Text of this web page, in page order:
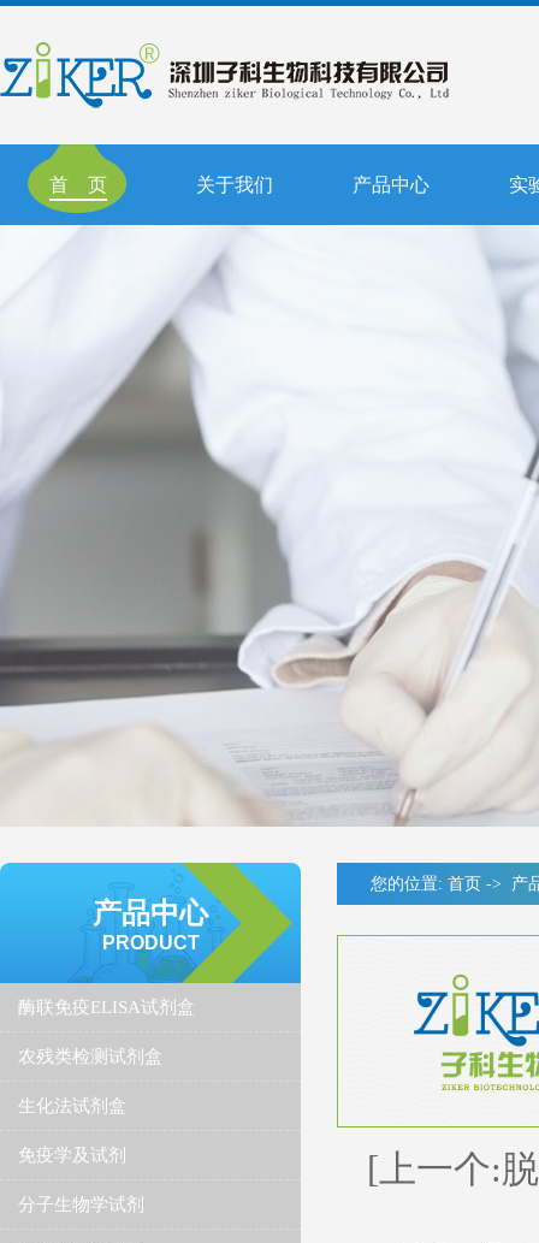
首 页 关于我们 产品中心 实
产品中心
PRODUCT
酶联免疫ELISA试剂盒
农残类检测试剂盒
生化法试剂盒
免疫学及试剂
分子生物学试剂
您的位置: 首页 -> 产
[上一个: